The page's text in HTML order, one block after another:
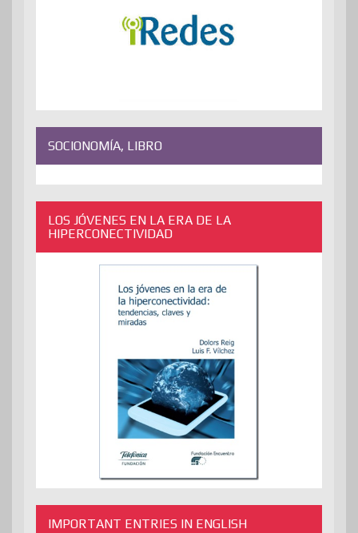
SOCIONOMÍA, LIBRO
LOS JÓVENES EN LA ERA DE LA
HIPERCONECTIVIDAD
IMPORTANT ENTRIES IN ENGLISH